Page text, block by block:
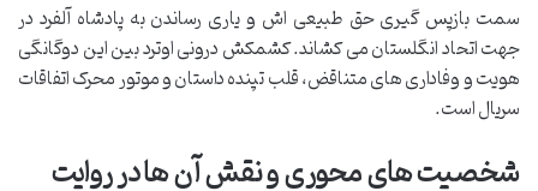
سمت بازپس گیری حق طبیعی اش و یاری رساندن به پادشاه آلفرد در
جهت اتحاد انگلستان می کشاند. کشمکش درونی اوترد بین این دوگانگی
هویت و وفاداری های متناقض، قلب تپنده داستان و موتور محرک اتفاقات
سریال است.
شخصیت های محوری و نقش آن ها در روایت